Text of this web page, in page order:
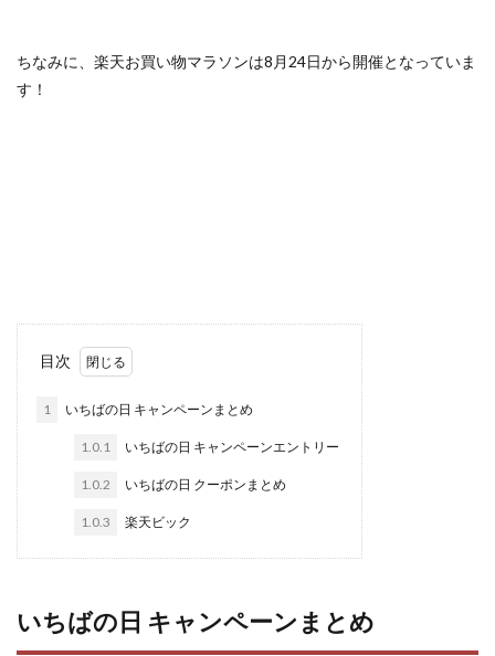
ちなみに、楽天お買い物マラソンは8月24日から開催となっていま
す！
目次
1 いちばの日 キャンペーンまとめ
1.0.1 いちばの日 キャンペーンエントリー
1.0.2 いちばの日 クーポンまとめ
1.0.3 楽天ビック
いちばの日 キャンペーンまとめ